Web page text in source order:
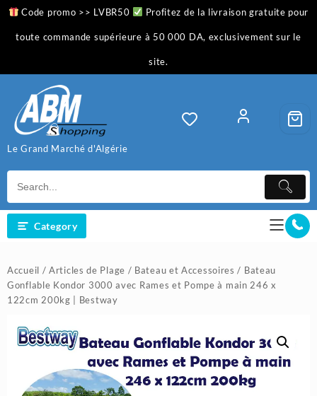
Skip
content
Code promo >> LVBR50 Profitez de la livraison gratuite pour
toute commande supérieure à 50 000 DA, exclusivement sur le
site.
Le Grand Marché d'Algérie
Category
Accueil /Articles de Plage / Bateau et Accessoires / Bateau
Gonflable Kondor 3000 avec Rames et Pompe à main 246 x
122cm 200kg | Bestway